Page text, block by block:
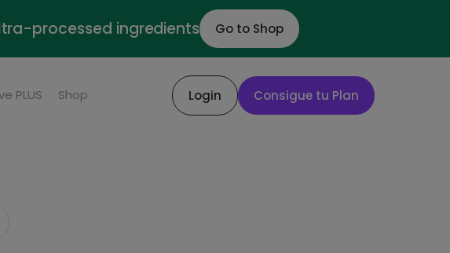
processed ingredients Go to Shop
PLUS Shop Login Consigue tu Plan